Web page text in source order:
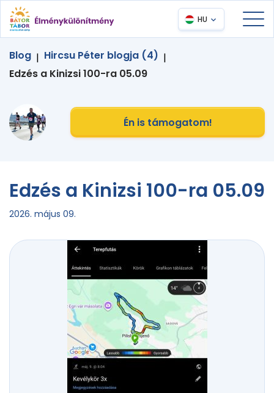
HU
Blog | Hircsu Péter blogja (4) |
Edzés a Kinizsi 100-ra 05.09
Én is támogatom!
Edzés a Kinizsi 100-ra 05.09
2026. május 09.